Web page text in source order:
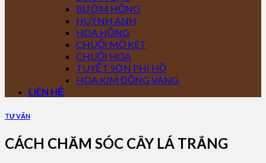
BƯỚM HỒNG
HUỲNH ANH
HOA HỒNG
CHUỐI MỎ KÉT
CHUỐI HOA
TUYẾT SƠN PHI HỒ
HOA KIM ĐỒNG VÀNG
LIÊN HỆ
TƯ VẤN
CÁCH CHĂM SÓC CÂY LÁ TRẮNG